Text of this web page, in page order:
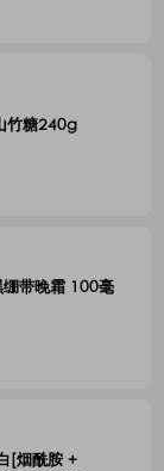
竹糖240g
带晚霜 100毫
[烟酰胺 +